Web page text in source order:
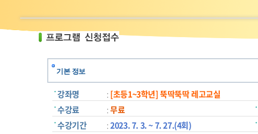
기본 정보
강좌명 : [초등1~3학년] 뚝딱뚝딱 레고교실
수강료
:무료
수강기간
:2023. 7. 3. ~ 7. 27.(4회)